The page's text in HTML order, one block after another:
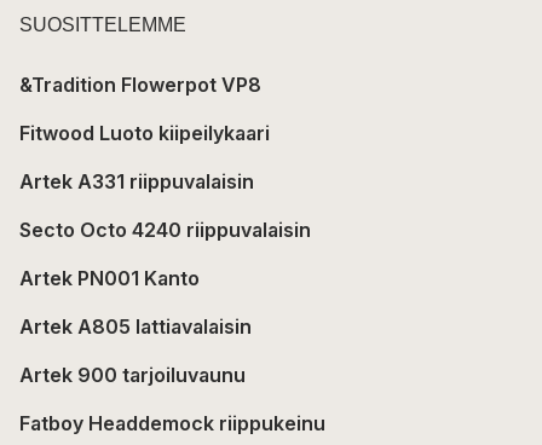
SUOSITTELEMME
&Tradition Flowerpot VP8
Fitwood Luoto kiipeilykaari
Artek A331 riippuvalaisin
Secto Octo 4240 riippuvalaisin
Artek PN001 Kanto
Artek A805 lattiavalaisin
Artek 900 tarjoiluvaunu
Fatboy Headdemock riippukeinu